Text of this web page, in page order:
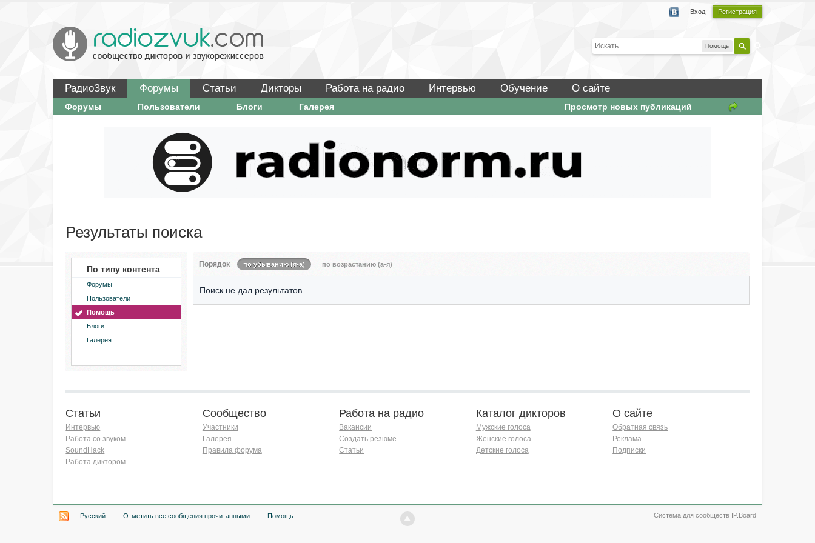
Вход Регистрация
Помощь
РадиоЗвук Форумы Статьи Дикторы Работа на радио Интервью Обучение О сайте
Просмотр новых публикаций
Форумы Пользователи Блоги Галерея
Результаты поиска
По типу контента
Форумы
Пользователи
Помощь
Блоги
Галерея
Порядок по убыванию (я-а) по возрастанию (а-я)
Поиск не дал результатов.
Статьи
Интервью
Работа со звуком
SoundHack
Работа диктором
Сообщество
Участники
Галерея
Правила форума
Работа на радио
Вакансии
Создать резюме
Статьи
Каталог дикторов
Мужские голоса
Женские голоса
Детские голоса
О сайте
Обратная связь
Реклама
Подписки
Русский Отметить все сообщения прочитанными Помощь Система для сообществ IP.Board